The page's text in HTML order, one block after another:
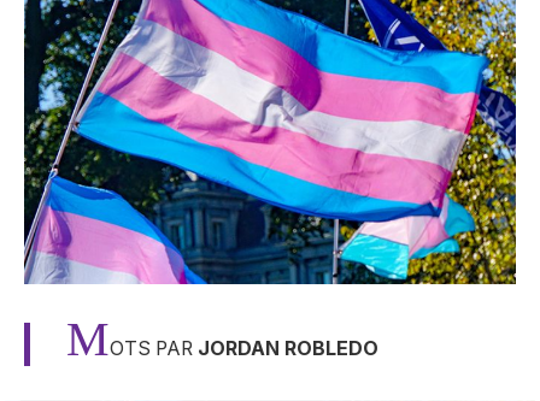
MOTS PAR JORDAN ROBLEDO